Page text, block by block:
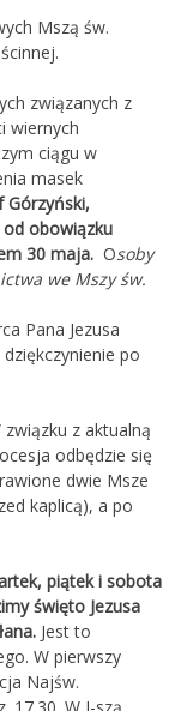
Mszą św.
związanych z
wiernych
ciągu w
masek
Górzyński,
od obowiązku
30 maja. Osoby
we Mszy św.
Pana Jezusa
po
związku z aktualną
odbędzie się
dwie Msze
kaplicą), a po
piątek i sobota
święto Jezusa
Jest to
W pierwszy
Najśw.
17.30. W I-szą